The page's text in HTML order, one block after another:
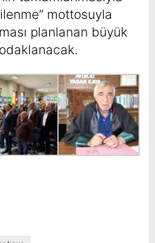
mottosuyla
planlanan büyük